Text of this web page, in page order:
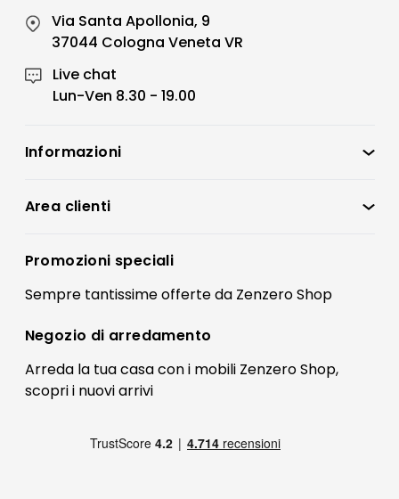
Via Santa Apollonia, 9
37044 Cologna Veneta VR
Live chat
Lun-Ven 8.30 - 19.00
Informazioni
Condizioni di vendita
Preferenze Cookies
Termini e condizioni
Contatti
FAQ
Pagamenti
Area clienti
Registrati
Il mio account
Promozioni speciali
Sempre tantissimeofferteda Zenzero Shop
Negozio di arredamento
Arreda la tua casa con i mobili Zenzero Shop,
scopri i nuovi arrivi